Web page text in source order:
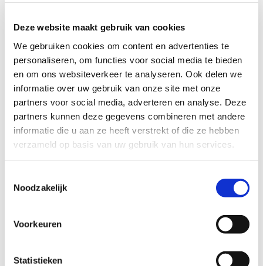
Deze website maakt gebruik van cookies
We gebruiken cookies om content en advertenties te
personaliseren, om functies voor social media te bieden
en om ons websiteverkeer te analyseren. Ook delen we
informatie over uw gebruik van onze site met onze
partners voor social media, adverteren en analyse. Deze
partners kunnen deze gegevens combineren met andere
informatie die u aan ze heeft verstrekt of die ze hebben
verzameld op basis van uw gebruik van hun services.
Noodzakelijk
Voorkeuren
Statistieken
Gewenste terugbelmoment
Tijdstip
Datum
Ik ga akkoord met het